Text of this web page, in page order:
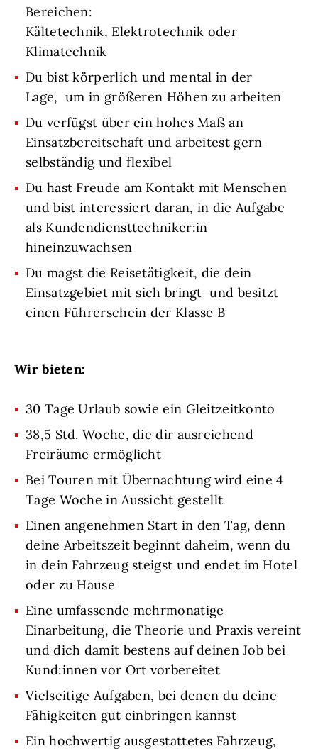
Bereichen:
Kältetechnik, Elektrotechnik oder
Klimatechnik
Du bist körperlich und mental in der
Lage, um in größeren Höhen zu arbeiten
Du verfügst über ein hohes Maß an
Einsatzbereitschaft und arbeitest gern
selbständig und flexibel
Du hast Freude am Kontakt mit Menschen
und bist interessiert daran, in die Aufgabe
als Kundendiensttechniker:in
hineinzuwachsen
Du magst die Reisetätigkeit, die dein
Einsatzgebiet mit sich bringt und besitzt
einen Führerschein der Klasse B
Wir bieten:
30 Tage Urlaub sowie ein Gleitzeitkonto
38,5 Std. Woche, die dir ausreichend
Freiräume ermöglicht
Bei Touren mit Übernachtung wird eine 4
Tage Woche in Aussicht gestellt
Einen angenehmen Start in den Tag, denn
deine Arbeitszeit beginnt daheim, wenn du
in dein Fahrzeug steigst und endet im Hotel
oder zu Hause
Eine umfassende mehrmonatige
Einarbeitung, die Theorie und Praxis vereint
und dich damit bestens auf deinen Job bei
Kund:innen vor Ort vorbereitet
Vielseitige Aufgaben, bei denen du deine
Fähigkeiten gut einbringen kannst
Ein hochwertig ausgestattetes Fahrzeug,